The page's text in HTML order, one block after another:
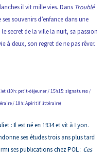
il vit mille vies. Dans Troublé
souvenirs d’enfance dans une
secret de la ville la nuit, sa passion
à deux, son regret de ne pas rêver.
(10h: petit-déjeuner / 15h15: signatures /
/ 18h: Apéritif littéraire)
: Il est né en 1934 et vit à Lyon.
ses études trois ans plus tard
ses publications chez POL : Ces